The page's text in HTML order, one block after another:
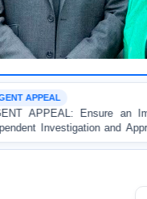
High-Level
Legal Action
Apprentice Lawyer